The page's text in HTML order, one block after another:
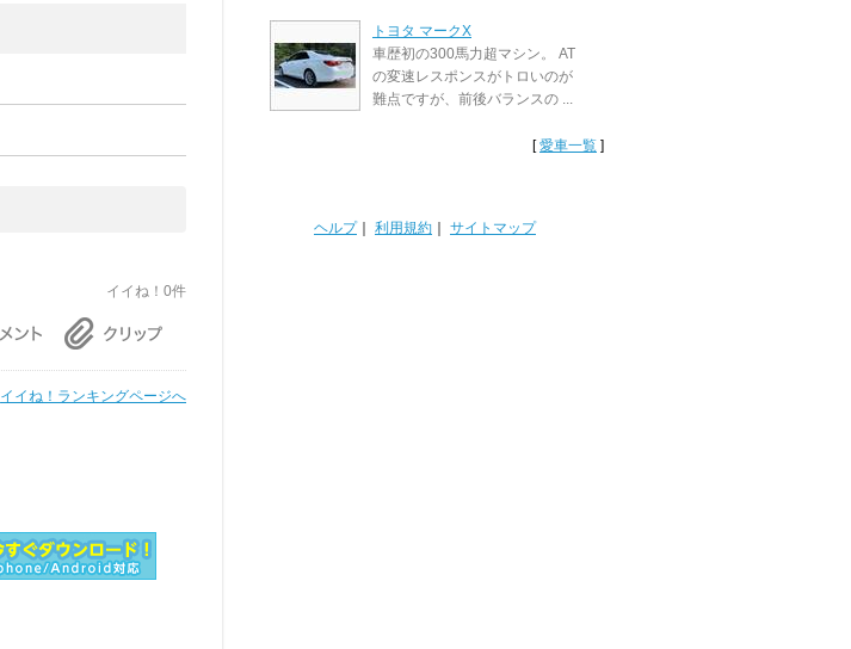
イイね！0件
イイね！ランキングページへ
トヨタ マークX
車歴初の300馬力超マシン。 AT
の変速レスポンスがトロいのが
難点ですが、前後バランスの ...
[愛車一覧 ]
ヘルプ｜ 利用規約 サイトマップ